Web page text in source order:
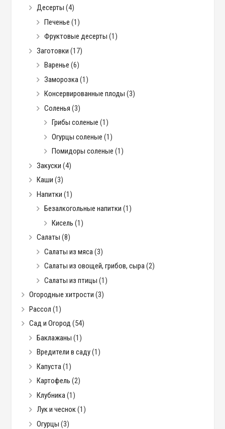
Десерты (4)
Печенье (1)
Фруктовые десерты (1)
Заготовки (17)
Варенье (6)
Заморозка(1)
Консервированные плоды (3)
Соленья (3)
Грибы соленые (1)
Огурцы соленые (1)
Помидоры соленые (1)
Закуски (4)
Каши (3)
Напитки (1)
Безалкогольные напитки (1)
Кисель (1)
Салаты (8)
Салаты из мяса(3)
Салаты из овощей, грибов, сыра(2)
Салаты из птицы (1)
Огородные хитрости (3)
Рассол (1)
Сад и Огород (54)
Баклажаны (1)
Вредители в саду(1)
Капуста(1)
Картофель (2)
Клубника(1)
Лук и чеснок(1)
Огурцы (3)